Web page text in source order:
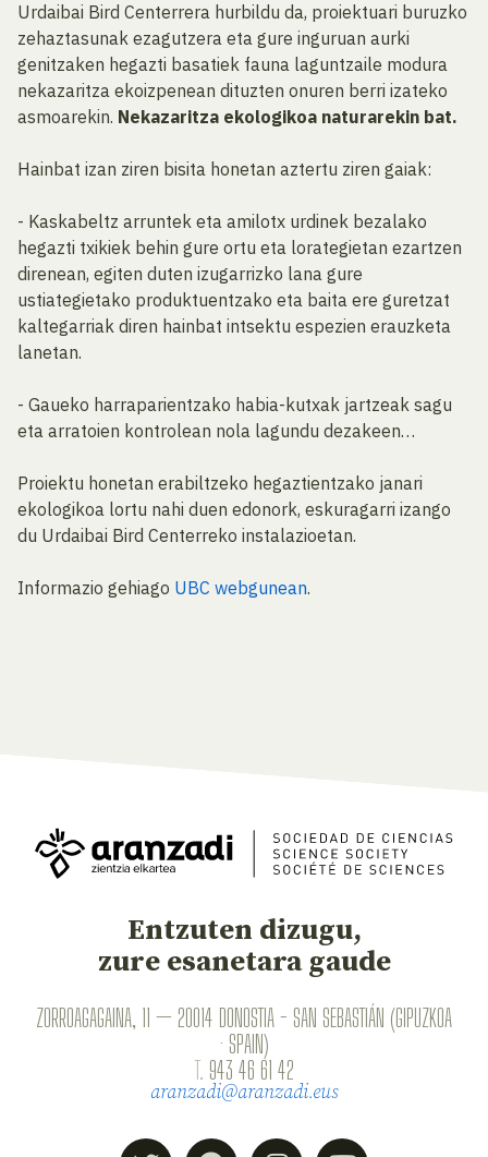
Urdaibai Bird Centerrera hurbildu da, proiektuari buruzko
zehaztasunak ezagutzera eta gure inguruan aurki
genitzaken hegazti basatiek fauna laguntzaile modura
nekazaritza ekoizpenean dituzten onuren berri izateko
asmoarekin. Nekazaritza ekologikoa naturarekin bat.
Hainbat izan ziren bisita honetan aztertu ziren gaiak:
- Kaskabeltz arruntek eta amilotx urdinek bezalako
hegazti txikiek behin gure ortu eta lorategietan ezartzen
direnean, egiten duten izugarrizko lana gure
ustiategietako produktuentzako eta baita ere guretzat
kaltegarriak diren hainbat intsektu espezien erauzketa
lanetan.
- Gaueko harraparientzako habia-kutxak jartzeak sagu
eta arratoien kontrolean nola lagundu dezakeen…
Proiektu honetan erabiltzeko hegaztientzako janari
ekologikoa lortu nahi duen edonork, eskuragarri izango
du Urdaibai Bird Centerreko instalazioetan.
Informazio gehiago UBC webgunean.
Entzuten dizugu,
zure esanetara gaude
ZORROAGAGAINA, 11 — 20014 DONOSTIA - SAN SEBASTIÁN (GIPUZKOA
· SPAIN)
T. 943 46 61 42
aranzadi@aranzadi.eus